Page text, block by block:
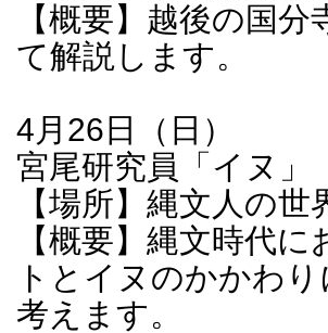
【概要】越後の国分
て解説します。
4月26日（日）
宮尾研究員「イヌ」
【場所】縄文人の
【概要】縄文時代に
トとイヌのかかわ
考えます。